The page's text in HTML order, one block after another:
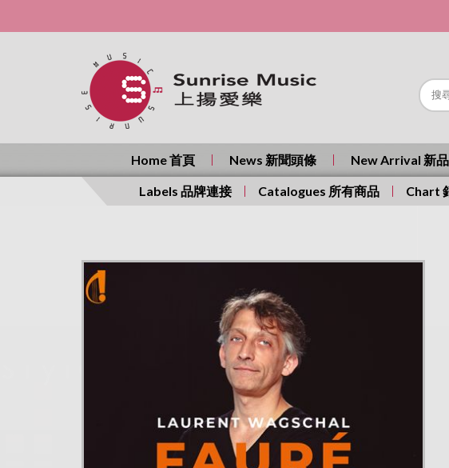
Home 首頁 News 新聞頭條 New Arrival 新
Labels 品牌連接 Catalogues 所有商品 Chart